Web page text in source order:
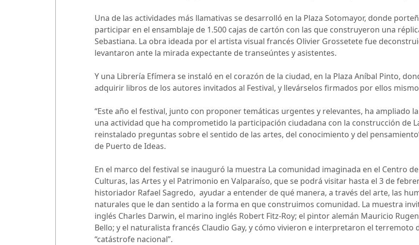
Una de las actividades más llamativas se desarrolló en la Plaza Sotomayor, donde
participar en el ensamblaje de 1.500 cajas de cartón con las que construyeron una
Sebastiana. La obra ideada por el artista visual francés Olivier Grossetete fue
levantaron ante la mirada expectante de transeúntes y asistentes.
Y una Librería Efímera se instaló en el corazón de la ciudad, en la Plaza Aníbal Pinto,
adquirir libros de los autores invitados al Festival, y llevárselos firmados por ellos
“Este año el festival, junto con proponer temáticas urgentes y relevantes, ha ampliado
una actividad que ha comprometido la participación ciudadana con la construcción de
reinstalado preguntas sobre el sentido de las artes, del conocimiento y del
de Puerto de Ideas.
En el marco del festival se inauguró la muestra La comunidad imaginada en el Centro
Culturas, las Artes y el Patrimonio en Valparaíso, que se podrá visitar hasta el 3 de
historiador Rafael Sagredo, ayudar a entender de qué manera, a través del arte, las
naturales que le dan sentido a la forma en que construimos comunidad. La muestra
inglés Charles Darwin, el marino inglés Robert Fitz-Roy; el pintor alemán Mauricio
Bello; y el naturalista francés Claudio Gay, y cómo vivieron e interpretaron el terremoto
“catástrofe nacional”.